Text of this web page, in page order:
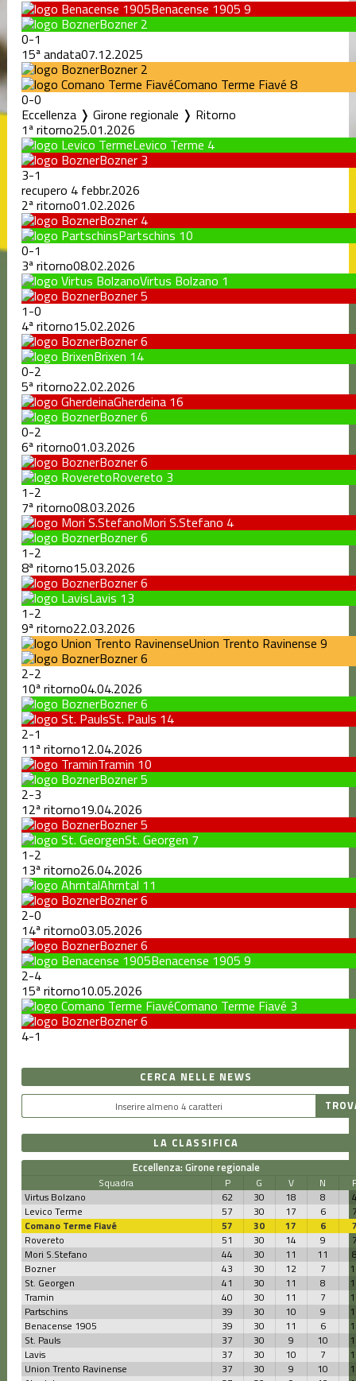
Benacense 1905 9
Bozner 2
0-1
15ª andata07.12.2025
Bozner 2
Comano Terme Fiavé 8
0-0
Eccellenza ❭ Girone regionale ❭ Ritorno
1ª ritorno25.01.2026
Levico Terme 4
Bozner 3
3-1
recupero 4 febbr.2026
2ª ritorno01.02.2026
Bozner 4
Partschins 10
0-1
3ª ritorno08.02.2026
Virtus Bolzano 1
Bozner5
1-0
4ª ritorno15.02.2026
Bozner6
Brixen 14
0-2
5ª ritorno22.02.2026
Gherdeina 16
Bozner6
0-2
6ª ritorno01.03.2026
Bozner6
Rovereto 3
1-2
7ª ritorno08.03.2026
Mori S.Stefano 4
Bozner6
1-2
8ª ritorno15.03.2026
Bozner6
Lavis 13
1-2
9ª ritorno22.03.2026
Union Trento Ravinense 9
Bozner6
2-2
10ª ritorno04.04.2026
Bozner6
St. Pauls 14
2-1
11ª ritorno12.04.2026
Tramin 10
Bozner5
2-3
12ª ritorno19.04.2026
Bozner5
St. Georgen 7
1-2
13ª ritorno26.04.2026
Ahrntal 11
Bozner6
2-0
14ª ritorno03.05.2026
Bozner6
Benacense 1905 9
2-4
15ª ritorno10.05.2026
Comano Terme Fiavé 3
Bozner6
4-1
CERCA NELLE NEWS
LA CLASSIFICA
Eccellenza: Girone regionale
Squadra P G V N
Virtus Bolzano
62 30 18 8
Levico Terme
57 30 17 6
Comano Terme Fiavé
57 30 17 6
Rovereto
51 30 14 9
Mori S.Stefano
44 30 11 11
Bozner
43 30 12 7
St. Georgen
41 30 11 8
Tramin
40 30 11 7
Partschins
39 30 10 9
Benacense 1905
39 30 11 6
St. Pauls
37 30 9 10
Lavis
37 30 10 7
Union Trento Ravinense
37 30 9 10